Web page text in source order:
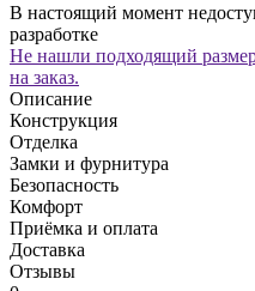
В настоящий момент
разработке
Не нашли подходящий
на заказ.
Описание
Конструкция
Отделка
Замки и фурнитура
Безопасность
Комфорт
Приёмка и оплата
Доставка
Отзывы